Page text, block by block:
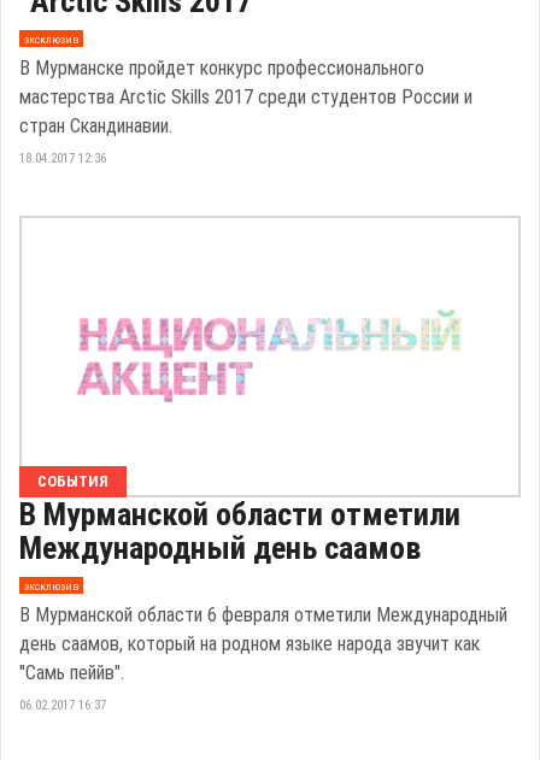
эксклюзив
В Мурманске пройдет конкурс профессионального
мастерства Arctic Skills 2017 среди студентов России и
стран Скандинавии.
18.04.2017 12:36
СОБЫТИЯ
В Мурманской области отметили
Международный день саамов
эксклюзив
В Мурманской области 6 февраля отметили Международный
день саамов, который на родном языке народа звучит как
"Самь пеййв".
06.02.2017 16:37